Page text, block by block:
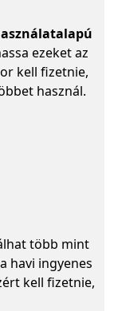
ezeket az
kell fizetnie,
használ.
több mint
havi ingyenes
kell fizetnie,